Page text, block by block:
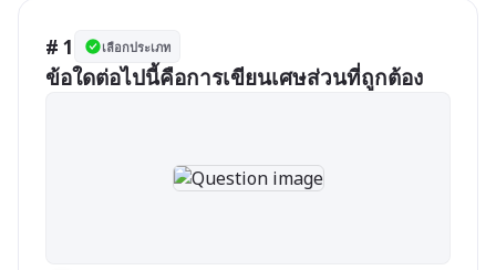
# 1 เลือกประเภท
ข้อใดต่อไปนี้คือการเขียนเศษส่วนที่ถูกต้อง